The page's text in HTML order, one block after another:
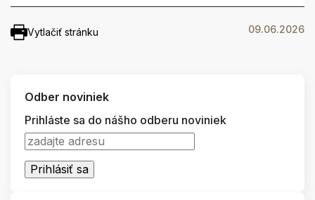
Vytlačiť stránku 09.06.2026
Odber noviniek
Prihláste sa do nášho odberu noviniek